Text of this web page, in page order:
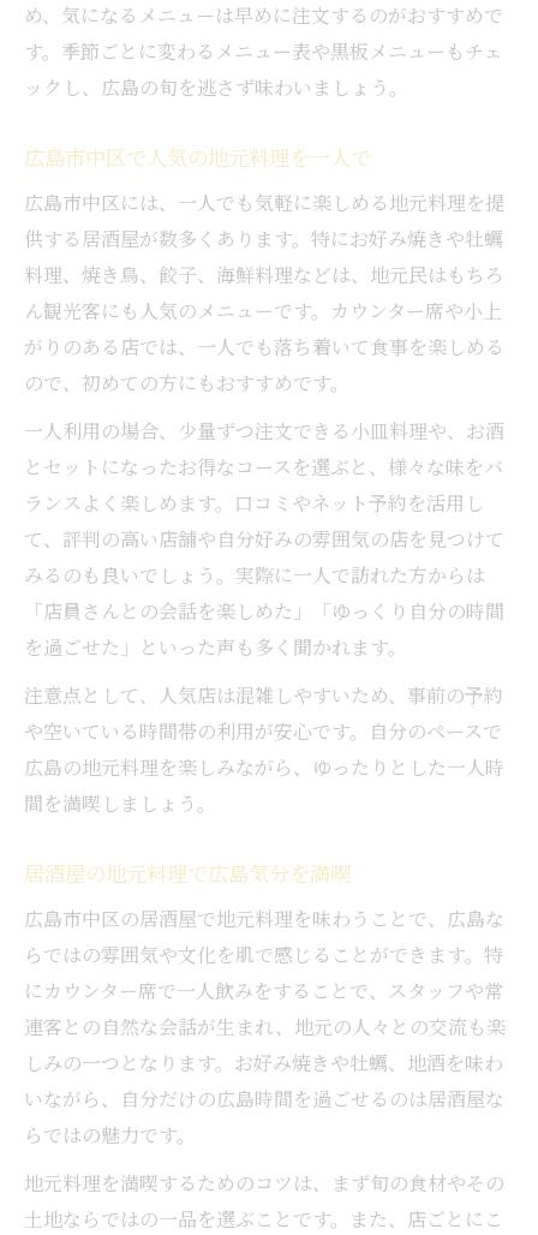
め、気になるメニューは早めに注文するのがおすすめで
す。季節ごとに変わるメニュー表や黒板メニューもチェ
ックし、広島の旬を逃さず味わいましょう。
広島市中区で人気の地元料理を一人で
広島市中区には、一人でも気軽に楽しめる地元料理を提
供する居酒屋が数多くあります。特にお好み焼きや牡蠣
料理、焼き鳥、餃子、海鮮料理などは、地元民はもちろ
ん観光客にも人気のメニューです。カウンター席や小上
がりのある店では、一人でも落ち着いて食事を楽しめる
ので、初めての方にもおすすめです。
一人利用の場合、少量ずつ注文できる小皿料理や、お酒
とセットになったお得なコースを選ぶと、様々な味をバ
ランスよく楽しめます。口コミやネット予約を活用し
て、評判の高い店舗や自分好みの雰囲気の店を見つけて
みるのも良いでしょう。実際に一人で訪れた方からは
「店員さんとの会話を楽しめた」「ゆっくり自分の時間
を過ごせた」といった声も多く聞かれます。
注意点として、人気店は混雑しやすいため、事前の予約
や空いている時間帯の利用が安心です。自分のペースで
広島の地元料理を楽しみながら、ゆったりとした一人時
間を満喫しましょう。
居酒屋の地元料理で広島気分を満喫
広島市中区の居酒屋で地元料理を味わうことで、広島な
らではの雰囲気や文化を肌で感じることができます。特
にカウンター席で一人飲みをすることで、スタッフや常
連客との自然な会話が生まれ、地元の人々との交流も楽
しみの一つとなります。お好み焼きや牡蠣、地酒を味わ
いながら、自分だけの広島時間を過ごせるのは居酒屋な
らではの魅力です。
地元料理を満喫するためのコツは、まず旬の食材やその
土地ならではの一品を選ぶことです。また、店ごとにこ